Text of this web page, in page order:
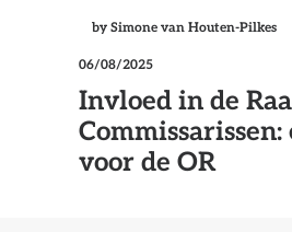
by Simone van Houten-Pilkes
06/08/2025
Invloed in de
Commissarissen:
voor de OR